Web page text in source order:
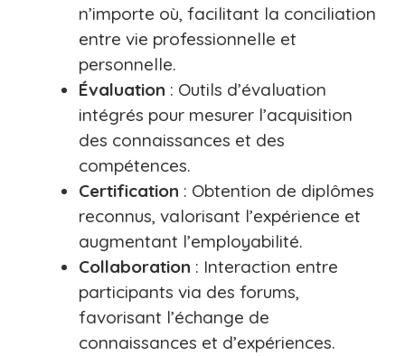
n’importe où, facilitant la conciliation
entre vie professionnelle et
personnelle.
Évaluation : Outils d’évaluation
intégrés pour mesurer l’acquisition
des connaissances et des
compétences.
Certification : Obtention de diplômes
reconnus, valorisant l’expérience et
augmentant l’employabilité.
Collaboration : Interaction entre
participants via des forums,
favorisant l’échange de
connaissances et d’expériences.